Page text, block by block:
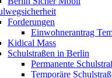
Forderungen
Einwohnerantrag
Kidical Mass
Schulstraßen in Berlin
Permanente
Temporäre